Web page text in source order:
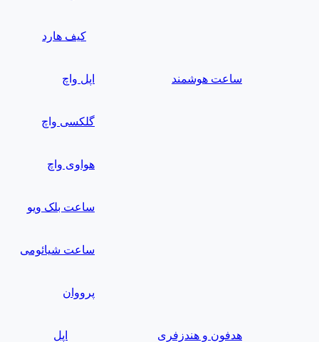
کیف هارد
ساعت هوشمند اپل واچ
گلکسی واچ
هواوی واچ
ساعت بلک ویو
ساعت شیائومی
پرووان
هدفون و هندزفری اپل